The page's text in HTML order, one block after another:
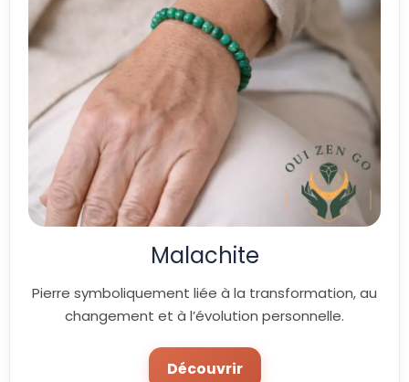
Malachite
Pierre symboliquement liée à la transformation, au
changement et à l’évolution personnelle.
Découvrir